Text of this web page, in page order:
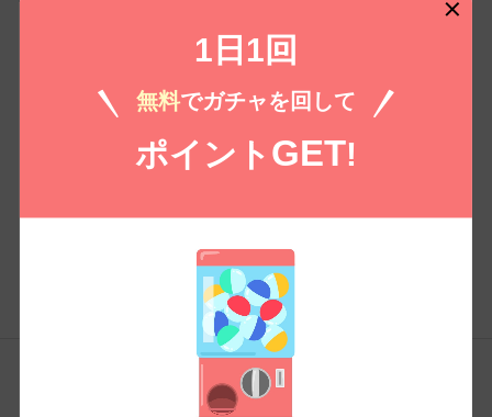
1日1回
無料でガチャを回して
ポイント GET!
アカウント